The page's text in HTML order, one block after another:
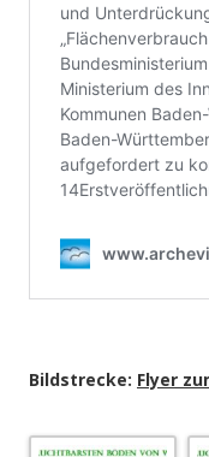
Bildstrecke: Flyer